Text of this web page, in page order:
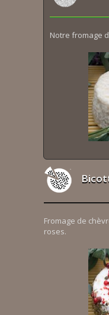
Notre fromage
Fromage de
roses.